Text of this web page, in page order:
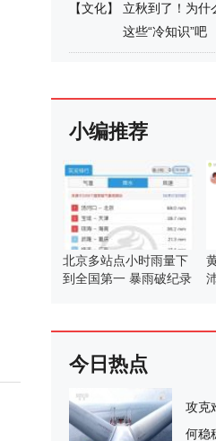
【文化】
立秋到了！为什
这些“冷知识”吧
小编推荐
北京多站点小时雨量下
到全国第一 暴雨破纪录
今日热点
攻克
何稳